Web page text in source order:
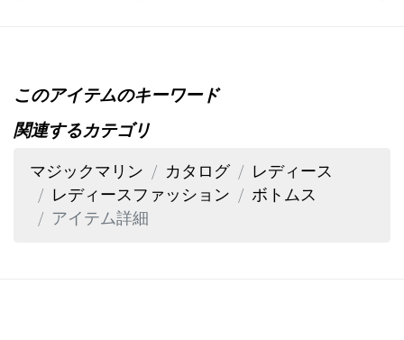
このアイテムのキーワード
関連するカテゴリ
マジックマリン
カタログ
レディース
レディースファッション
ボトムス
アイテム詳細